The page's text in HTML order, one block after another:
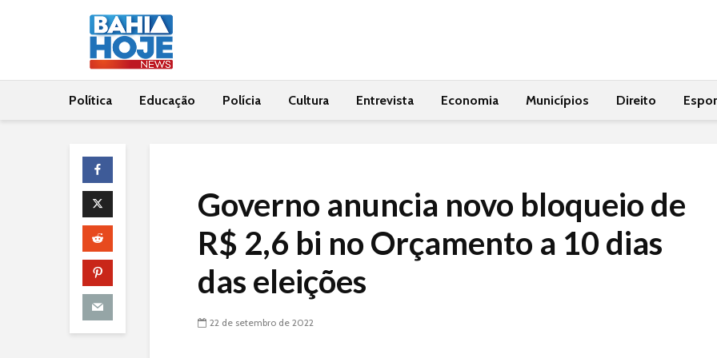
Política Educação Polícia Cultura Entrevista Economia Municípios Direito
Governo anuncia novo bloqueio de
R$ 2,6 bi no Orçamento a 10 dias
das eleições
22 de setembro de 2022